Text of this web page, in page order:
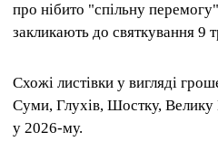
про нібито "спільну перемогу"
закликають до святкування 9
Схожі листівки у вигляді
Суми, Глухів, Шостку, Велику
у 2026-му.